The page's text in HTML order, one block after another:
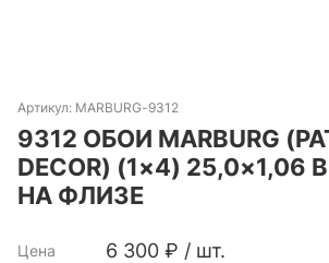
Артикул: MARBURG-9312
9312 ОБОИ MARBURG
DECOR) (1×4) 25,0×1,06
НА ФЛИЗЕ
Цена 6 300 ₽ / шт.